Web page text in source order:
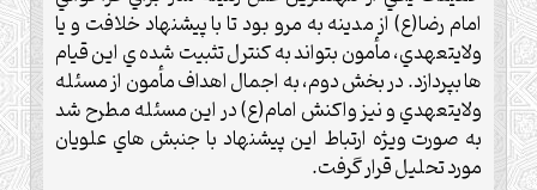
امام رضا(ع) از مدينه به مرو بود تا با پيشنهاد خلافت و يا
ولايتعهدي، مأمون بتواند به کنترل تثبيت شده ي اين قيام
ها بپردازد. در بخش دوم، به اجمال اهداف مأمون از مسئله
ولايتعهدي و نيز واکنش امام(ع) در اين مسئله مطرح شد
به صورت ويژه ارتباط اين پيشنهاد با جنبش هاي علويان
مورد تحليل قرار گرفت.